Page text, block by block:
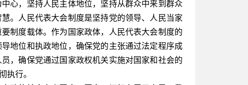
心，坚持人民主体地位，坚持从群众中来到群众
。人民代表大会制度是坚持党的领导、人民当家
制度载体。作为国家政体，人民代表大会制度的
地位和执政地位，确保党的主张通过法定程序成
，确保党通过国家政权机关实施对国家和社会的
执行。